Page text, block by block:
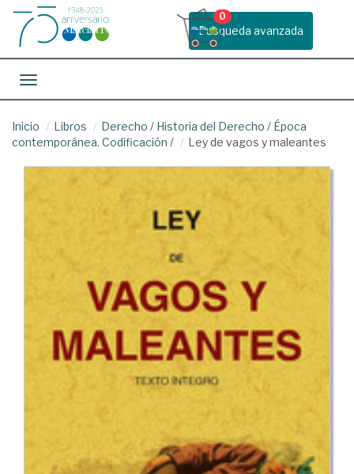
Busqueda avanzada
0
Toggle navigation
Inicio Libros Derecho / Historia del Derecho / Época
contemporánea. Codificación / Ley de vagos y maleantes